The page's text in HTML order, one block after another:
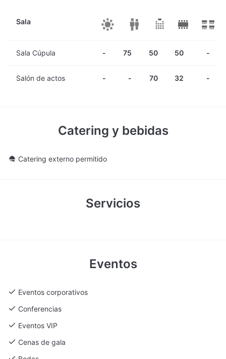
Sala
Sala Cúpula - 75 50 50 -
Salón de actos - - 70 32 -
Catering y bebidas
Catering externo permitido
Servicios
Eventos
Eventos corporativos
Conferencias
Eventos VIP
Cenas de gala